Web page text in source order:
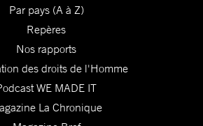
Par pays (A à Z)
Repères
Nos rapports
des droits de l'Homme
WE MADE IT
La Chronique